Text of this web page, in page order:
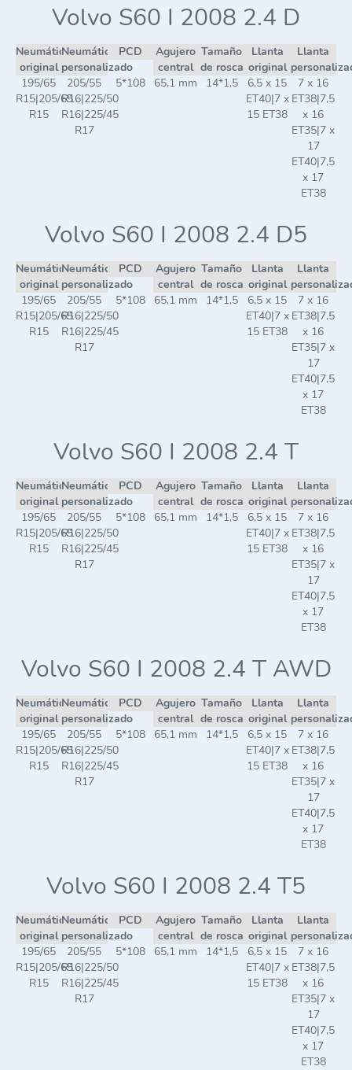
Volvo S60 I 2008 2.4 D
Neumático
original
Neumático
personalizado
PCD
Agujero
central
Tamaño
de rosca
Llanta
original
Llanta
195/65
R15|205/65
R15
205/55
R16|225/50
R16|225/45
R17
5*108 65,1 mm 14*1,5
6,5 x 15
ET40|7 x
15 ET38
7 x 16
ET38|7,5
x 16
ET35|7 x
17
ET40|7,5
x 17
ET38
Volvo S60 I 2008 2.4 D5
Neumático
original
Neumático
personalizado
PCD
Agujero
central
Tamaño
de rosca
Llanta
original
Llanta
195/65
R15|205/65
R15
205/55
R16|225/50
R16|225/45
R17
5*108 65,1 mm 14*1,5
6,5 x 15
ET40|7 x
15 ET38
7 x 16
ET38|7,5
x 16
ET35|7 x
17
ET40|7,5
x 17
ET38
Volvo S60 I 2008 2.4 T
Neumático
original
Neumático
personalizado
PCD
Agujero
central
Tamaño
de rosca
Llanta
original
Llanta
195/65
R15|205/65
R15
205/55
R16|225/50
R16|225/45
R17
5*108 65,1 mm 14*1,5
6,5 x 15
ET40|7 x
15 ET38
7 x 16
ET38|7,5
x 16
ET35|7 x
17
ET40|7,5
x 17
ET38
Volvo S60 I 2008 2.4 T AWD
Neumático
original
Neumático
personalizado
PCD
Agujero
central
Tamaño
de rosca
Llanta
original
Llanta
195/65
R15|205/65
R15
205/55
R16|225/50
R16|225/45
R17
5*108 65,1 mm 14*1,5
6,5 x 15
ET40|7 x
15 ET38
7 x 16
ET38|7,5
x 16
ET35|7 x
17
ET40|7,5
x 17
ET38
Volvo S60 I 2008 2.4 T5
Neumático
original
Neumático
personalizado
PCD
Agujero
central
Tamaño
de rosca
Llanta
original
Llanta
195/65
R15|205/65
R15
205/55
R16|225/50
R16|225/45
R17
5*108 65,1 mm 14*1,5
6,5 x 15
ET40|7 x
15 ET38
7 x 16
ET38|7,5
x 16
ET35|7 x
17
ET40|7,5
x 17
ET38